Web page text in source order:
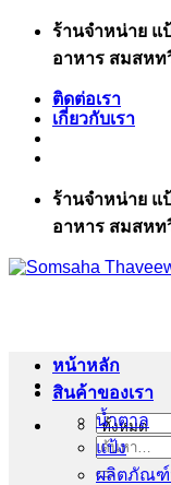
ข้าม
เนื้อหา
ร้านจำหน่าย แ
อาหาร สมสห
ติดต่อเรา
เกี่ยวกับเรา
ร้านจำหน่าย แ
อาหาร สมสห
ค้นหา:
หน้าหลัก
สินค้าของเรา
น้ำตาล
แป้ง
ผลิตภัณฑ์